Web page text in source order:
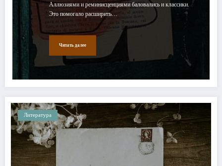
Аллюзиями и реминисценциями баловались и классики.
Это помогало расширить…
Читать далее
Литература